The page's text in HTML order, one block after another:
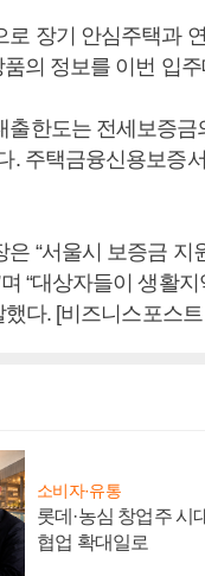
장기 안심주택과
의 정보를 이번 입
한도는 전세보증
. 주택금융신용보증
“서울시 보증금
“대상자들이 생활
다. [비즈니스포스
소비자·유통
롯데·농심 창업주 시
협업 확대일로